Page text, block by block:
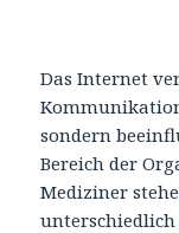
Das Internet
sondern
Bereich der
Mediziner